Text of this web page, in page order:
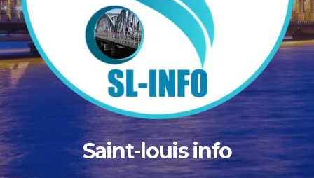
Saint-louis info